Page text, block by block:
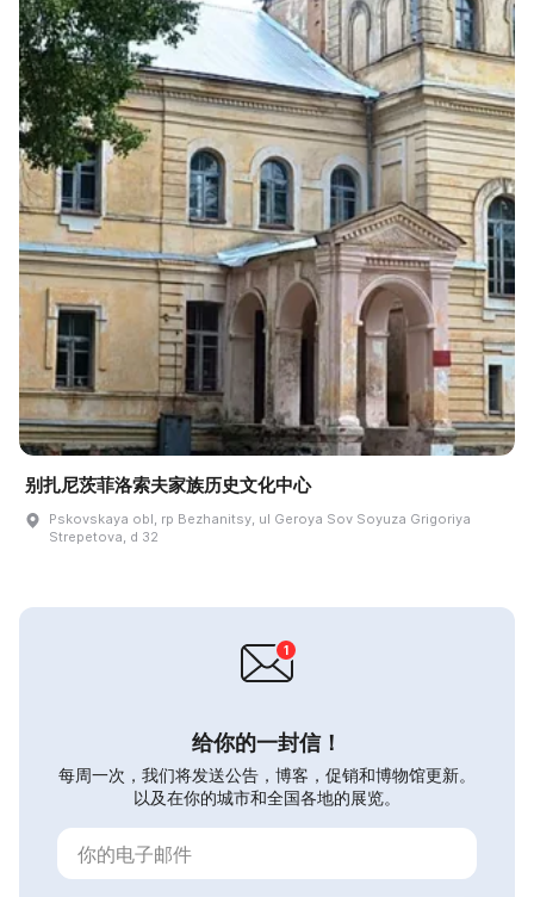
别扎尼茨菲洛索夫家族历史文化中心
Pskovskaya obl, rp Bezhanitsy, ul Geroya Sov Soyuza Grigoriya
Strepetova, d 32
给你的一封信！
每周一次，我们将发送公告，博客，促销和博物馆更新。
以及在你的城市和全国各地的展览。